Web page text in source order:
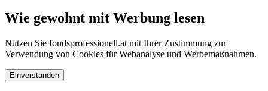
Wie gewohnt mit Werbung lesen
Nutzen Sie fondsprofessionell.at mit Ihrer Zustimmung zur
Verwendung von Cookies für Webanalyse und Werbemaßnahmen.
Einverstanden